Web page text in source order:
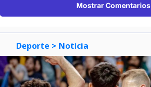
Mostrar Comentarios
Deporte > Noticia